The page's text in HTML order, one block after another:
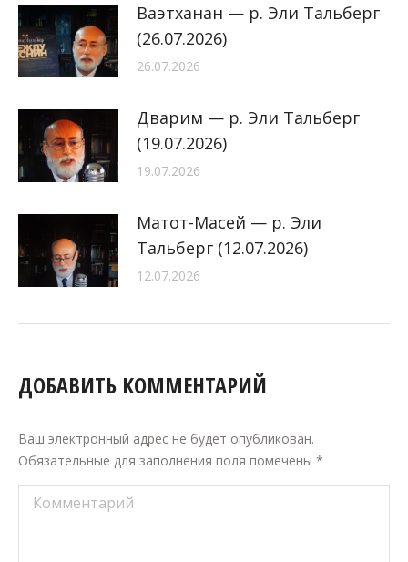
Ваэтханан — р. Эли Тальберг
(26.07.2026)
26.07.2026
Дварим — р. Эли Тальберг
(19.07.2026)
19.07.2026
Матот-Масей — р. Эли
Тальберг (12.07.2026)
12.07.2026
ДОБАВИТЬ КОММЕНТАРИЙ
Ваш электронный адрес не будет опубликован.
Обязательные для заполнения поля помечены *
Комментарий